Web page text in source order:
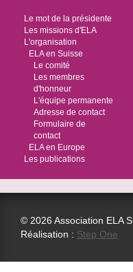
Le mot de la présidente
Les missions d'ELA
L'organisation
ELA en Suisse
Le comité
Les membres
d'honneur
L'équipe permanente
Adresse de contact
Formulaire de
contact
ELA en Europe
Les publications
© 2026 Association ELA
Réalisation : Step One